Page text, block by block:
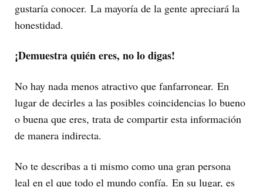
gustaría conocer. La mayoría de la gente apreciará la
honestidad.
¡Demuestra quién eres, no lo digas!
No hay nada menos atractivo que fanfarronear. En
lugar de decirles a las posibles coincidencias lo bueno
o buena que eres, trata de compartir esta información
de manera indirecta.
No te describas a ti mismo como una gran persona
leal en el que todo el mundo confía. En su lugar, es